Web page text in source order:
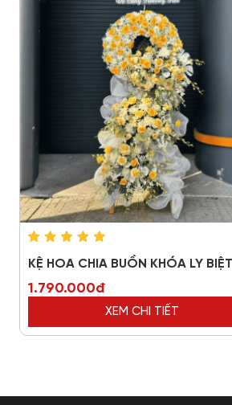
KỆ HOA CHIA BUỒN KHÓA LY BIỆT
1.790.000đ
XEM CHI TIẾT